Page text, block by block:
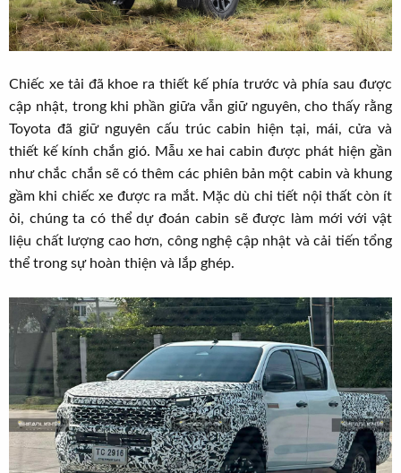
Chiếc xe tải đã khoe ra thiết kế phía trước và phía sau được
cập nhật, trong khi phần giữa vẫn giữ nguyên, cho thấy rằng
Toyota đã giữ nguyên cấu trúc cabin hiện tại, mái, cửa và
thiết kế kính chắn gió. Mẫu xe hai cabin được phát hiện gần
như chắc chắn sẽ có thêm các phiên bản một cabin và khung
gầm khi chiếc xe được ra mắt. Mặc dù chi tiết nội thất còn ít
ỏi, chúng ta có thể dự đoán cabin sẽ được làm mới với vật
liệu chất lượng cao hơn, công nghệ cập nhật và cải tiến tổng
thể trong sự hoàn thiện và lắp ghép.